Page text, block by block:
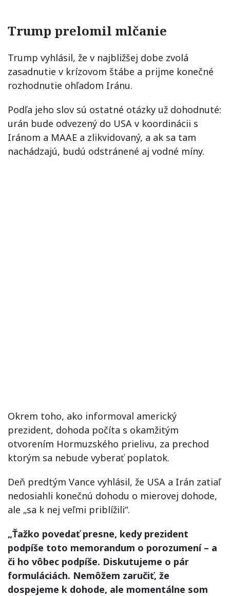
Trump prelomil mlčanie
Trump vyhlásil, že v najbližšej dobe zvolá
zasadnutie v krízovom štábe a prijme konečné
rozhodnutie ohľadom Iránu.
Podľa jeho slov sú ostatné otázky už dohodnuté:
urán bude odvezený do USA v koordinácii s
Iránom a MAAE a zlikvidovaný, a ak sa tam
nachádzajú, budú odstránené aj vodné míny.
Okrem toho, ako informoval americký
prezident, dohoda počíta s okamžitým
otvorením Hormuzského prielivu, za prechod
ktorým sa nebude vyberať poplatok.
Deň predtým Vance vyhlásil, že USA a Irán zatiaľ
nedosiahli konečnú dohodu o mierovej dohode,
ale „sa k nej veľmi priblížili“.
„Ťažko povedať presne, kedy prezident
podpíše toto memorandum o porozumení – a
či ho vôbec podpíše. Diskutujeme o pár
formuláciách. Nemôžem zaručiť, že
dospejeme k dohode, ale momentálne som